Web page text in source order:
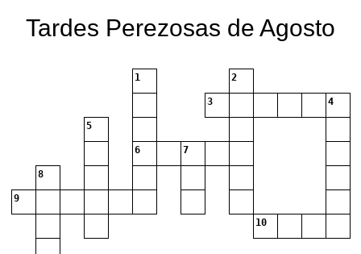
Tardes Perezosas de Agosto
1 2
3 4
5
6 7
8
9
10